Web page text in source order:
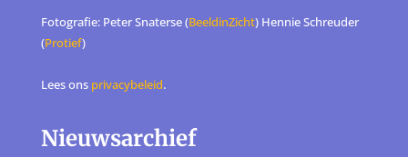
Fotografie: Peter Snaterse (BeeldinZicht) Hennie Schreuder
(Protief)
Lees ons privacybeleid.
Nieuwsarchief